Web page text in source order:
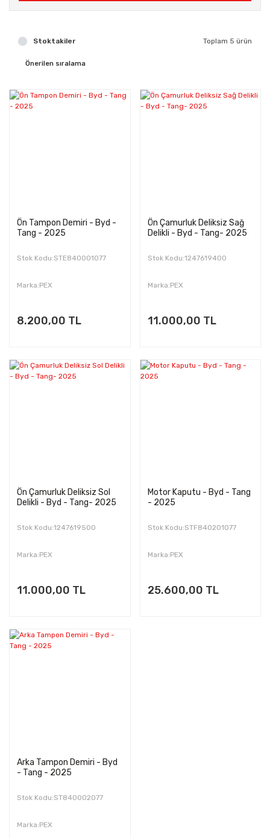
Stoktakiler Toplam 5 ürün
Ön Tampon Demiri - Byd -
Tang - 2025
Stok Kodu:STE840001077
Marka:PEX
8.200,00 TL
Ön Çamurluk Deliksiz Sağ
Delikli - Byd - Tang- 2025
Stok Kodu:1247619400
Marka:PEX
11.000,00 TL
Ön Çamurluk Deliksiz Sol
Delikli - Byd - Tang- 2025
Stok Kodu:1247619500
Marka:PEX
11.000,00 TL
Motor Kaputu - Byd - Tang
- 2025
Stok Kodu:STF840201077
Marka:PEX
25.600,00 TL
Arka Tampon Demiri - Byd
- Tang - 2025
Stok Kodu:ST840002077
Marka:PEX